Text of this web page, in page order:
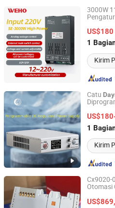
3000W
Baterai
US$180
1
Kirim
Zhejiang Weihao Electronic
Zhejiang, China
Catu
Industri
1
Kirim
Shenzhen Xingzhongke Power
Guangdong, China
Cx9020-
Otomasi
Shenzhen Kernal Intelligent